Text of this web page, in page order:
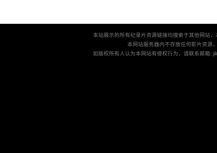
本站展示的所有纪录片资源链接均搜索于其他网站
本网站服务器内不存放任何影片资源
如版权所有人认为本网站有侵权行为，请联系邮箱: